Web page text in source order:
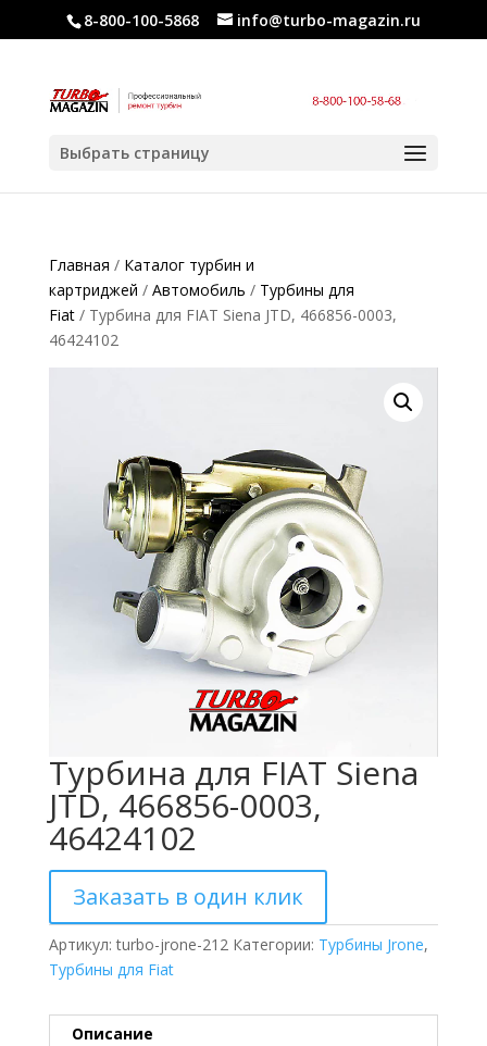
8-800-100-5868 info@turbo-magazin.ru
Выбрать страницу
Главная / Каталог турбин и
картриджей / Автомобиль / Турбины для
Fiat/ Турбина для FIAT Siena JTD, 466856-0003,
46424102
Турбина для FIAT Siena
JTD, 466856-0003,
46424102
Заказать в один клик
Артикул:turbo-jrone-212 Категории: Турбины Jrone,
Турбины для Fiat
Описание